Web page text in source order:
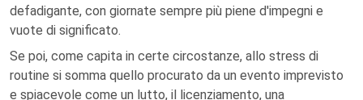
defadigante, con giornate sempre più piene d'impegni e
vuote di significato.
Se poi, come capita in certe circostanze, allo stress di
routine si somma quello procurato da un evento imprevisto
e spiacevole come un lutto, il licenziamento, una